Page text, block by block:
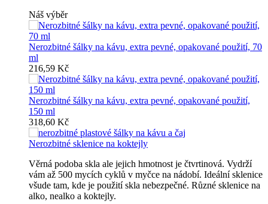
Náš výběr
Nerozbitné šálky na kávu, extra pevné, opakované použití, 70
ml
216,59 Kč
Nerozbitné šálky na kávu, extra pevné, opakované použití,
150 ml
318,60 Kč
Nerozbitné sklenice na koktejly
Věrná podoba skla ale jejich hmotnost je čtvrtinová. Vydrží
vám až 500 mycích cyklů v myčce na nádobí. Ideální sklenice
všude tam, kde je použití skla nebezpečné. Různé sklenice na
alko, nealko a koktejly.